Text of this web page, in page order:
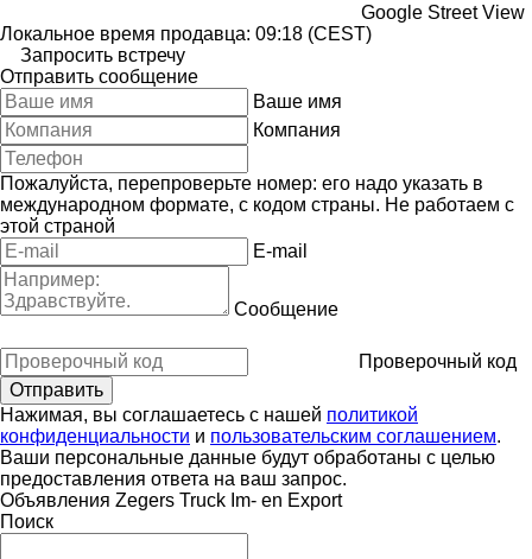
Google Street View
Локальное время продавца: 09:18 (CEST)
Запросить встречу
Отправить сообщение
Ваше имя
Компания
Пожалуйста, перепроверьте номер: его надо указать в
международном формате, с кодом страны. Не работаем с
этой страной
E-mail
Сообщение
Проверочный код
Нажимая, вы соглашаетесь с нашей политикой
конфиденциальности и пользовательским соглашением.
Ваши персональные данные будут обработаны с целью
предоставления ответа на ваш запрос.
Объявления Zegers Truck Im- en Export
Поиск